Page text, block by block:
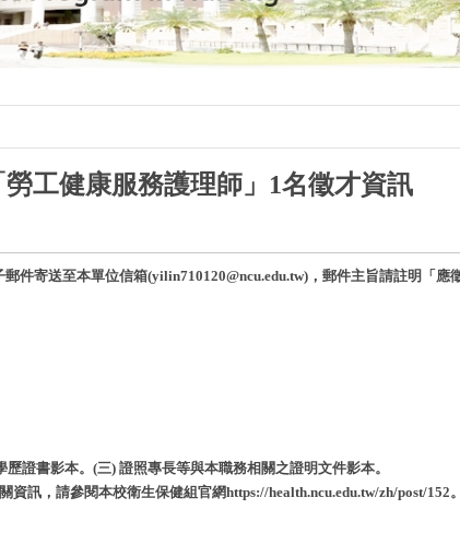
勞工健康服務護理師」1名徵才資訊
件寄送至本單位信箱(yilin710120@ncu.edu.tw)，郵件主旨請註明「應
證書影本。(三) 證照專長等與本職務相關之證明文件影本。
訊，請參閱本校衛生保健組官網https://health.ncu.edu.tw/zh/post/152。